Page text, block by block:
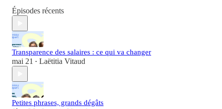
Épisodes récents
Transparence des salaires : ce qui va changer
mai 21 • Laëtitia Vitaud
Petites phrases, grands dégâts